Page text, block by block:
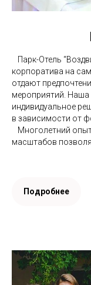
⠀Парк-Отель
корпоратива на
отдают
мероприятий. Наша
индивидуальное
в зависимости от
⠀Многолетний
масштабов
Подробнее